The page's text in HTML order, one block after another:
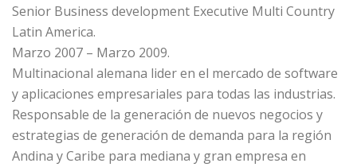
Senior Business development Executive Multi Country
Latin America.
Marzo 2007 – Marzo 2009.
Multinacional alemana lider en el mercado de software
y aplicaciones empresariales para todas las industrias.
Responsable de la generación de nuevos negocios y
estrategias de generación de demanda para la región
Andina y Caribe para mediana y gran empresa en